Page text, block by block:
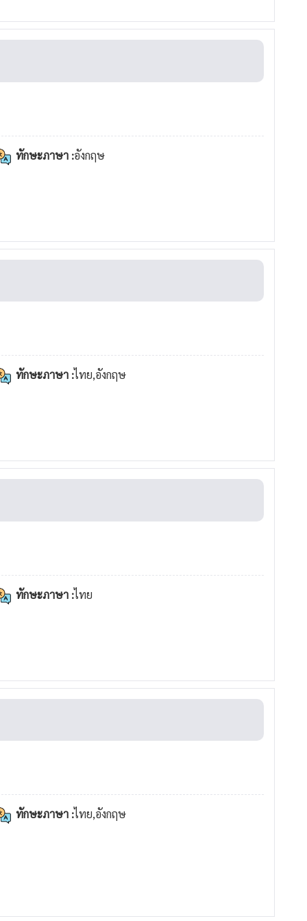
ทักษะภาษา :อังกฤษ
ทักษะภาษา :ไทย,อังกฤษ
ทักษะภาษา :ไทย
ทักษะภาษา :ไทย,อังกฤษ